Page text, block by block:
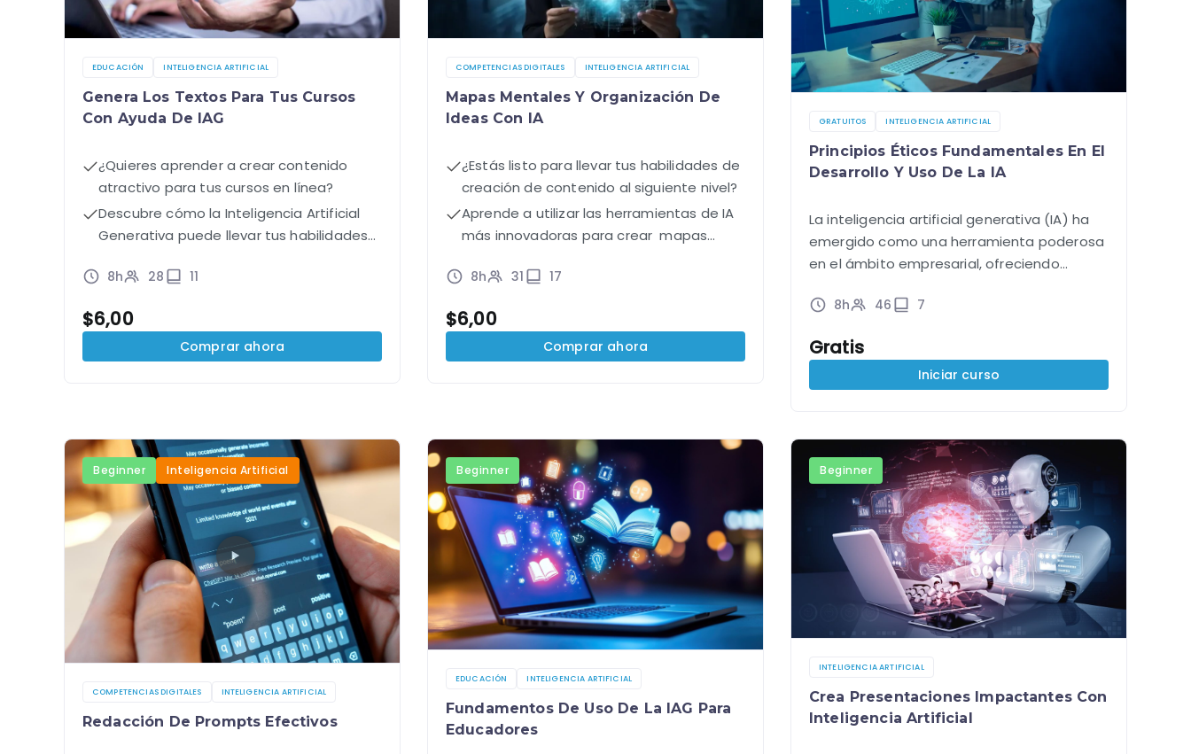
EDUCACIÓN INTELIGENCIA ARTIFICIAL
Genera Los Textos Para Tus Cursos
Con Ayuda De IAG
¿Quieres aprender a crear contenido
atractivo para tus cursos en línea?
Descubre cómo la Inteligencia Artificial
Generativa puede llevar tus habilidades
8h 28 11
$6,00
Comprar ahora
COMPETENCIAS DIGITALES INTELIGENCIA ARTIFICIAL
Mapas Mentales Y Organización De
Ideas Con IA
¿Estás listo para llevar tus habilidades de
creación de contenido al siguiente nivel?
Aprende a utilizar las herramientas de IA
más innovadoras para crear mapas
8h 31 17
$6,00
Comprar ahora
GRATUITOS INTELIGENCIA ARTIFICIAL
Principios Éticos Fundamentales En El
Desarrollo Y Uso De La IA
La inteligencia artificial generativa (IA) ha
emergido como una herramienta poderosa
en el ámbito empresarial, ofreciendo
creación de contenido, la optimización de
creatividad.…
8h 46 7
Gratis
Iniciar curso
Beginner Inteligencia Artificial
COMPETENCIAS DIGITALES INTELIGENCIA ARTIFICIAL
Redacción De Prompts Efectivos
Beginner
EDUCACIÓN INTELIGENCIA ARTIFICIAL
Fundamentos De Uso De La IAG Para
Educadores
Beginner
INTELIGENCIA ARTIFICIAL
Crea Presentaciones Impactantes Con
Inteligencia Artificial